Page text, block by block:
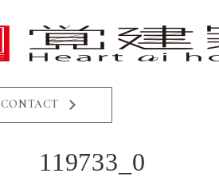
CONTACT
119733_0